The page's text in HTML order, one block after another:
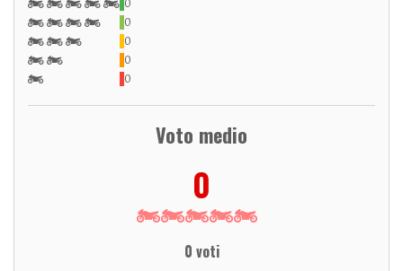
0
0
0
0
0
Voto medio
0
0 voti